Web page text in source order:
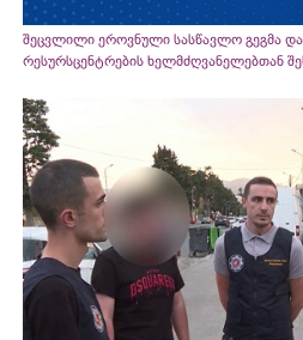
შეცვლილი ეროვნული სასწავლო გეგმა
რესურსცენტრების ხელმძღვანელებთან